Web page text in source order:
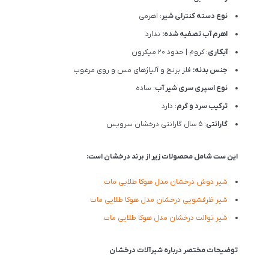
نوع دسته کنترلی شیر: اهرمی
اهرم آب تصفیه شده: ندارد
آبکاری: کروم | حدود 20 میکرون
جنس بدنه: فلز برنج و آلیاژهای مس و روی مرغوب
نوع اسپری سری شیر آب: ساده
ترکیب سرد و گرم: دارد
گارانتی: 5 سال گارانتی درخشان سرویس
این ست شامل محصولات زیر از برند درخشان است:
شیر دوش درخشان مدل هوکا طلایی مات
شیر ظرفشویی درخشان مدل هوکا طلایی مات
شیر توالت درخشان مدل هوکا طلایی مات
توضیحات مختصر درباره شیرآلات درخشان